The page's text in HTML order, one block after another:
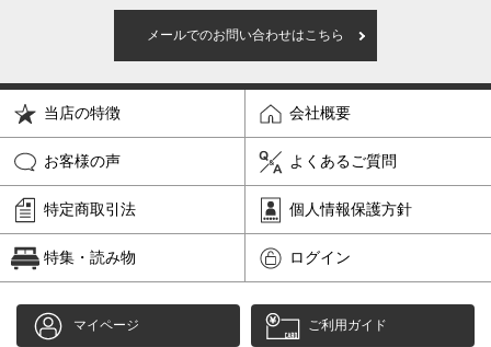
メールでのお問い合わせはこちら
当店の特徴 会社概要
お客様の声 よくあるご質問
特定商取引法 個人情報保護方針
特集・読み物 ログイン
マイページ ご利用ガイド